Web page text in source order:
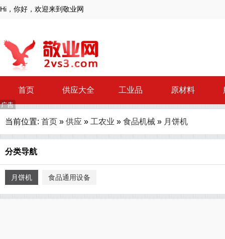
Hi，你好，欢迎来到敬业网
首页 供应大全 工业品 原材料
当前位置: 首页 » 供应 » 工农业 » 食品机械 » 月饼机
分类导航
月饼机 食品通用设备